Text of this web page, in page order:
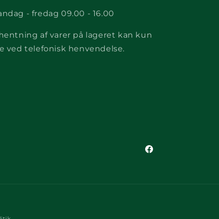
- fredag 09.00 - 16.00
af varer på lageret kan kun
ved telefonisk henvendelse.
Facebook